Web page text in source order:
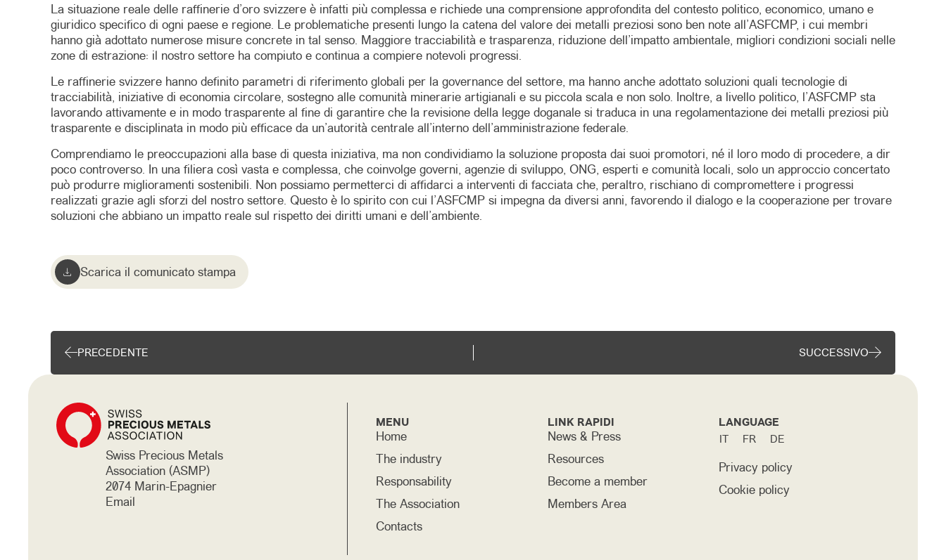
La situazione reale delle raffinerie d’oro svizzere è infatti più complessa e richiede una comprensione approfondita del contesto politico, economico, umano e
giuridico specifico di ogni paese e regione. Le problematiche presenti lungo la catena del valore dei metalli preziosi sono ben note all’ASFCMP, i cui membri
hanno già adottato numerose misure concrete in tal senso. Maggiore tracciabilità e trasparenza, riduzione dell’impatto ambientale, migliori condizioni sociali nelle
zone di estrazione: il nostro settore ha compiuto e continua a compiere notevoli progressi.
Le raffinerie svizzere hanno definito parametri di riferimento globali per la governance del settore, ma hanno anche adottato soluzioni quali tecnologie di
tracciabilità, iniziative di economia circolare, sostegno alle comunità minerarie artigianali e su piccola scala e non solo. Inoltre, a livello politico, l’ASFCMP sta
lavorando attivamente e in modo trasparente al fine di garantire che la revisione della legge doganale si traduca in una regolamentazione dei metalli preziosi più
trasparente e disciplinata in modo più efficace da un’autorità centrale all’interno dell’amministrazione federale.
Comprendiamo le preoccupazioni alla base di questa iniziativa, ma non condividiamo la soluzione proposta dai suoi promotori, né il loro modo di procedere, a dir
poco controverso. In una filiera così vasta e complessa, che coinvolge governi, agenzie di sviluppo, ONG, esperti e comunità locali, solo un approccio concertato
può produrre miglioramenti sostenibili. Non possiamo permetterci di affidarci a interventi di facciata che, peraltro, rischiano di compromettere i progressi
realizzati grazie agli sforzi del nostro settore. Questo è lo spirito con cui l’ASFCMP si impegna da diversi anni, favorendo il dialogo e la cooperazione per trovare
soluzioni che abbiano un impatto reale sul rispetto dei diritti umani e dell’ambiente.
Scarica il comunicato stampa
PRECEDENTE SUCCESSIVO
Swiss Precious Metals
Association (ASMP)
2074 Marin-Epagnier
Email
MENU
Home
The industry
Responsability
The Association
Contacts
LINK RAPIDI
News & Press
Resources
Become a member
Members Area
LANGUAGE
IT FR DE
Privacy policy
Cookie policy